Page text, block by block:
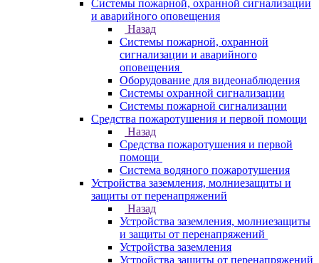
Системы пожарной, охранной сигнализации
и аварийного оповещения
Назад
Системы пожарной, охранной
сигнализации и аварийного
оповещения
Оборудование для видеонаблюдения
Системы охранной сигнализации
Системы пожарной сигнализации
Средства пожаротушения и первой помощи
Назад
Средства пожаротушения и первой
помощи
Система водяного пожаротушения
Устройства заземления, молниезащиты и
защиты от перенапряжений
Назад
Устройства заземления, молниезащиты
и защиты от перенапряжений
Устройства заземления
Устройства защиты от перенапряжений